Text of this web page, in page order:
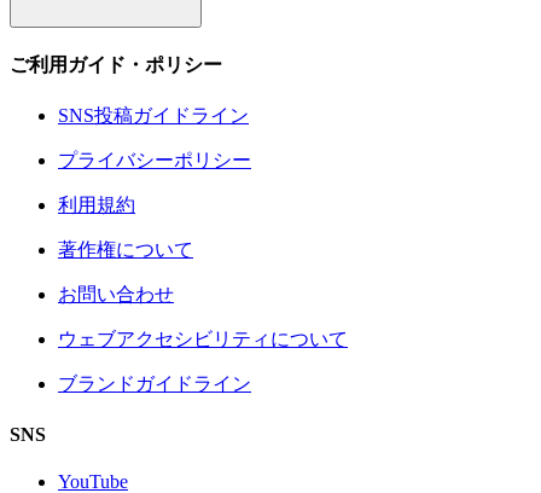
ご利用ガイド・ポリシー
SNS投稿ガイドライン
プライバシーポリシー
利用規約
著作権について
お問い合わせ
ウェブアクセシビリティについて
ブランドガイドライン
SNS
YouTube